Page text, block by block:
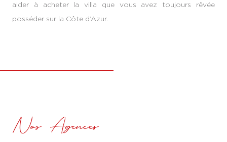
aider à acheter la villa que vous avez toujours rêvée
posséder sur la Côte d’Azur.
Nos Agences